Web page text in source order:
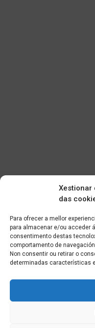
Xestionar
das
Para ofrecer a mellor
para almacenar e/ou acceder
consentimento destas
comportamento de
Non consentir ou retirar o
determinadas características